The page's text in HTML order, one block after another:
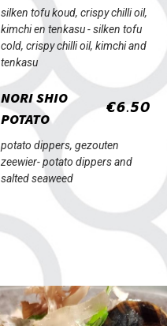
silken tofu koud, crispy chilli oil,
kimchi en tenkasu -silken tofu
cold, crispy chilli oil, kimchi and
tenkasu
NORI SHIO
POTATO
€6.50
potato dippers, gezouten
zeewier-potato dippers and
salted seaweed